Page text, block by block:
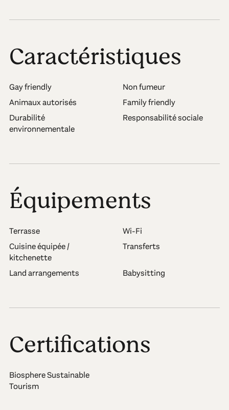
Caractéristiques
Gay friendly
Non fumeur
Animaux autorisés
Family friendly
Durabilité
environnementale
Responsabilité sociale
Équipements
Terrasse
Wi-Fi
Cuisine équipée /
kitchenette
Transferts
Land arrangements Babysitting
Certifications
Biosphere Sustainable
Tourism